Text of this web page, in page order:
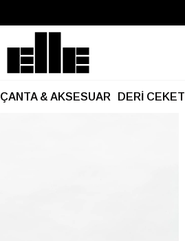
Kargo Ücretsiz!
ÇANTA & AKSESUAR DERİ CEKET